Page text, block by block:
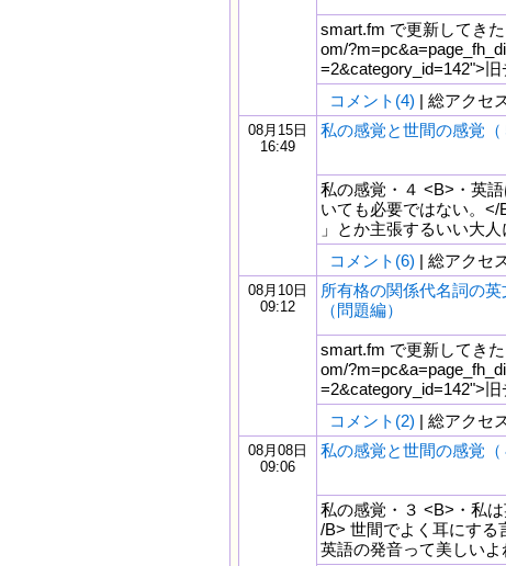
smart.fm で更新してき
om/
=2&category_id=142">
コメント(4) | 総アクセ
08月15日
16:49
私の感覚と世間の感覚（
私の感覚・４ <B>・英
いても必要ではない。
」とか主張するいい大
コメント(6) | 総アクセ
08月10日
09:12
所有格の関係代名詞の英
（問題編）
smart.fm で更新してき
om/
=2&category_id=142">
コメント(2) | 総アクセ
08月08日
09:06
私の感覚と世間の感覚（
私の感覚・３ <B>・私
/B> 世間でよく耳にする
英語の発音って美しい